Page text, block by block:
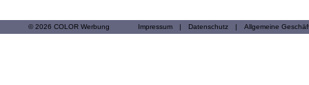
© 2026 COLOR Werbung Impressum | Datenschutz | Allgemeine